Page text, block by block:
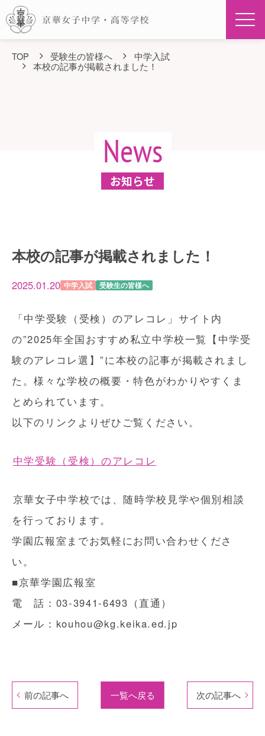
TOP 受験生の皆様へ
中学入試
本校の記事が掲載されました！
News
お知らせ
本校の記事が掲載されました！
2025.01.20 中学入試 受験生の皆様へ
「中学受験（受検）のアレコレ」サイト内
の”2025年全国おすすめ私立中学校一覧【中学受
験のアレコレ選】”に本校の記事が掲載されまし
た。様々な学校の概要・特色がわかりやすくま
とめられています。
以下のリンクよりぜひご覧ください。
中学受験（受検）のアレコレ
京華女子中学校では、随時学校見学や個別相談
を行っております。
学園広報室までお気軽にお問い合わせくださ
い。
■京華学園広報室
電 話：03-3941-6493（直通）
メール：kouhou@kg.keika.ed.jp
前の記事へ 一覧へ戻る 次の記事へ